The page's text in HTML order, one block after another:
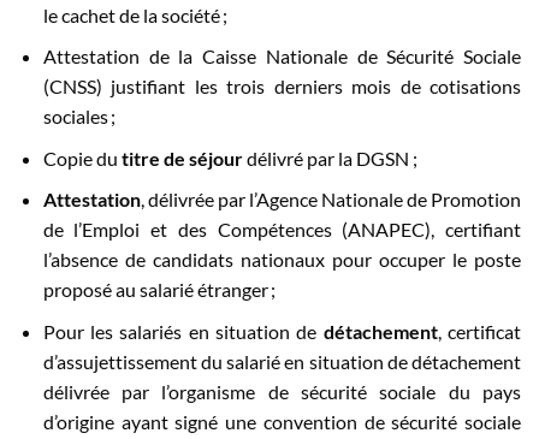
le cachet de la société ;
Attestation de la Caisse Nationale de Sécurité Sociale
(CNSS) justifiant les trois derniers mois de cotisations
sociales ;
Copie du titre de séjourdélivré par la DGSN ;
Attestation, délivrée par l’Agence Nationale de Promotion
de l’Emploi et des Compétences (ANAPEC), certifiant
l’absence de candidats nationaux pour occuper le poste
proposé au salarié étranger ;
Pour les salariés en situation de détachement, certificat
d’assujettissement du salarié en situation de détachement
délivrée par l’organisme de sécurité sociale du pays
d’origine ayant signé une convention de sécurité sociale